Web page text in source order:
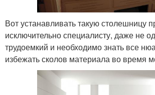
Вот устанавливать такую столешницу
исключительно специалисту, даже не
трудоемкий и необходимо знать все
избежать сколов материала во время